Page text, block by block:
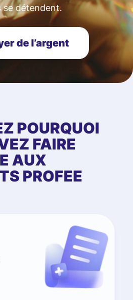
se détendent.
de l’argent
POURQUOI
FAIRE
AUX
PROFEE